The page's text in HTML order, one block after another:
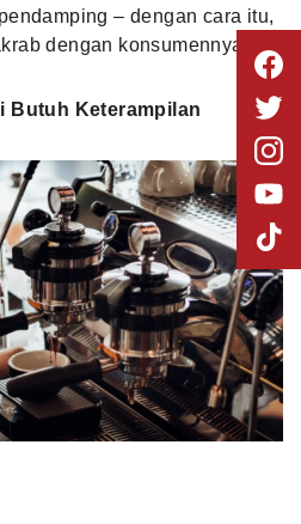
– dengan cara itu,
dengan konsumennya.
Butuh Keterampilan